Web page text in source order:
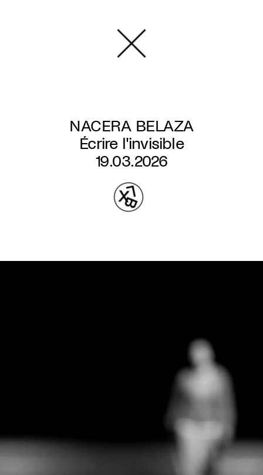
NACERA BELAZA
Écrire l'invisible
19.03.2026